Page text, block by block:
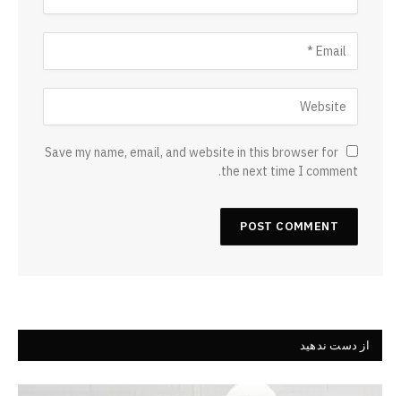
Save my name, email, and website in this browser for
the next time I comment.
از دست ندهید